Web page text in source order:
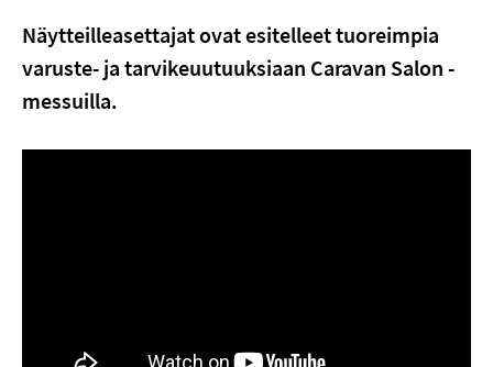
Näytteilleasettajat ovat esitelleet tuoreimpia
varuste- ja tarvikeuutuuksiaan Caravan Salon -
messuilla.